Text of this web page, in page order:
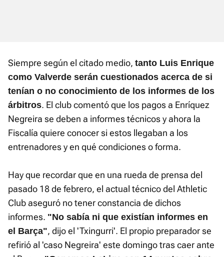
Siempre según el citado medio, tanto Luis Enrique
como Valverde serán cuestionados acerca de si
tenían o no conocimiento de los informes de los
árbitros. El club comentó que los pagos a Enríquez
Negreira se deben a informes técnicos y ahora la
Fiscalía quiere conocer si estos llegaban a los
entrenadores y en qué condiciones o forma.
Hay que recordar que en una rueda de prensa del
pasado 18 de febrero, el actual técnico del Athletic
Club aseguró no tener constancia de dichos
informes. "No sabía ni que existían informes en
el Barça", dijo el 'Txingurri'. El propio preparador se
refirió al 'caso Negreira' este domingo tras caer ante